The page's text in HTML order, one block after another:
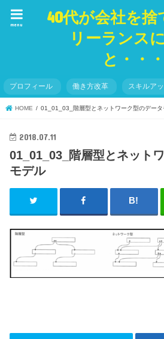
40代が会社を捨
リーランス
と・・・
menu
プロフィール 働き方改革 スキルア
HOME 01_01_03_階層型とネットワーク型のデータ
2018.07.11
01_01_03_階層型とネット
モデル